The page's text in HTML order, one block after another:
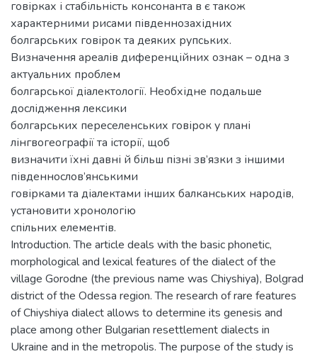
говірках і стабільність консонанта в є також
характерними рисами південнозахідних
болгарських говірок та деяких рупських.
Визначення ареалів диференційних ознак – одна з
актуальних проблем
болгарської діалектології. Необхідне подальше
дослідження лексики
болгарських переселенських говірок у плані
лінгвогеографії та історії, щоб
визначити їхні давні й більш пізні зв’язки з іншими
південнослов’янськими
говірками та діалектами інших балканських народів,
установити хронологію
спільних елементів.
Introduction. The article deals with the basic phonetic,
morphological and lexical features of the dialect of the
village Gorodne (the previous name was Chiyshiya), Bolgrad
district of the Odessa region. The research of rare features
of Chiyshiya dialect allows to determine its genesis and
place among other Bulgarian resettlement dialects in
Ukraine and in the metropolis. The purpose of the study is